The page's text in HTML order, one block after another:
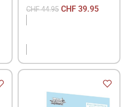
CHF44.95 CHF39.95